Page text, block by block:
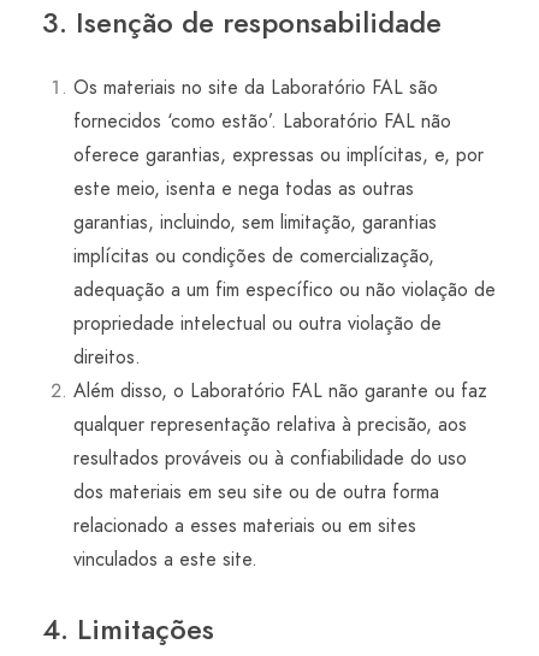
3. Isenção de responsabilidade
Os materiais no site da Laboratório FAL são
fornecidos ‘como estão’. Laboratório FAL não
oferece garantias, expressas ou implícitas, e, por
este meio, isenta e nega todas as outras
garantias, incluindo, sem limitação, garantias
implícitas ou condições de comercialização,
adequação a um fim específico ou não violação de
propriedade intelectual ou outra violação de
direitos.
Além disso, o Laboratório FAL não garante ou faz
qualquer representação relativa à precisão, aos
resultados prováveis ​​ou à confiabilidade do uso
dos materiais em seu site ou de outra forma
relacionado a esses materiais ou em sites
vinculados a este site.
4. Limitações